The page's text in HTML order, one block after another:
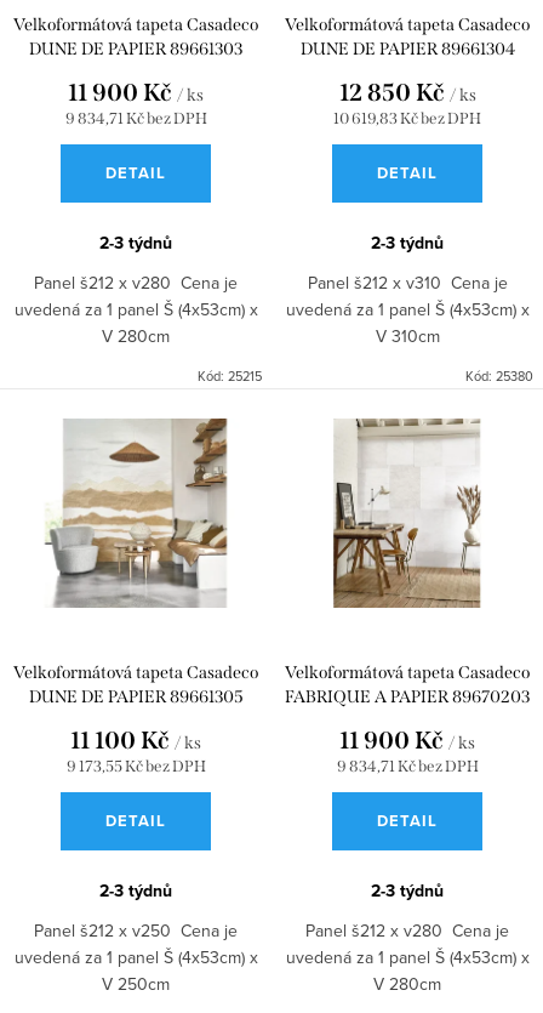
u
d
u
Velkoformátová tapeta Casadeco
DUNE DE PAPIER 89661303
9 834,71 Kč bez DPH
11 900 Kč / ks
DETAIL
2-3 týdnů
Panel š212 x v280 Cena je
uvedená za 1 panel Š (4x53cm) x
V 280cm
Kód: 25215
Velkoformátová tapeta Casadeco
DUNE DE PAPIER 89661304
10 619,83 Kč bez DPH
12 850 Kč / ks
DETAIL
2-3 týdnů
Panel š212 x v310 Cena je
uvedená za 1 panel Š (4x53cm) x
V 310cm
Kód: 25380
Velkoformátová tapeta Casadeco
DUNE DE PAPIER 89661305
9 173,55 Kč bez DPH
11 100 Kč / ks
DETAIL
2-3 týdnů
Panel š212 x v250 Cena je
uvedená za 1 panel Š (4x53cm) x
V 250cm
Velkoformátová tapeta Casadeco
FABRIQUE A PAPIER 89670203
9 834,71 Kč bez DPH
11 900 Kč / ks
DETAIL
2-3 týdnů
Panel š212 x v280 Cena je
uvedená za 1 panel Š (4x53cm) x
V 280cm